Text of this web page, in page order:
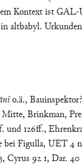
Kontext ist
altbabyl.
o.ä.,
Brinkman,
126ff.,
Figulla, UET 4
Cyrus 92 1, Dar.